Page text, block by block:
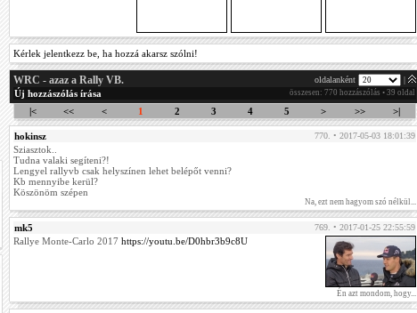
Kérlek jelentkezz be, ha hozzá akarsz szólni!
WRC - azaz a Rally VB. oldalanként |
Új hozzászólás írása összesen: 770 hozzászólás • 39 oldal
|< << < 1 2 3 4 5 > >> >|
hokinsz 770. • 2017-05-03 18:01:39
Sziasztok..
Tudna valaki segíteni?!
Lengyel rallyvb csak helyszínen lehet belépőt venni?
Kb mennyibe kerül?
Köszönöm szépen
Na, ezt nem hagyom szó nélkül...
mk5 769. • 2017-01-25 22:55:59
Rallye Monte-Carlo 2017 https://youtu.be/D0hbr3b9c8U
Én azt mondom, hogy...